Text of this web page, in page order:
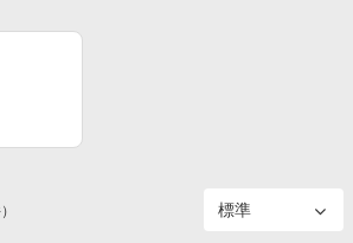
・小物
員登録